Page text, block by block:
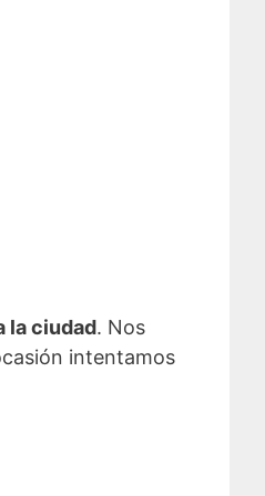
la ciudad. Nos
intentamos